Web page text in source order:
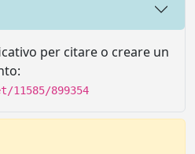
per citare o creare un
899354